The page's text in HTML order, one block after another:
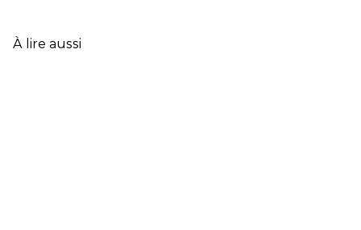
L’ASSURANCE
FRANÇAISE
À lire aussi